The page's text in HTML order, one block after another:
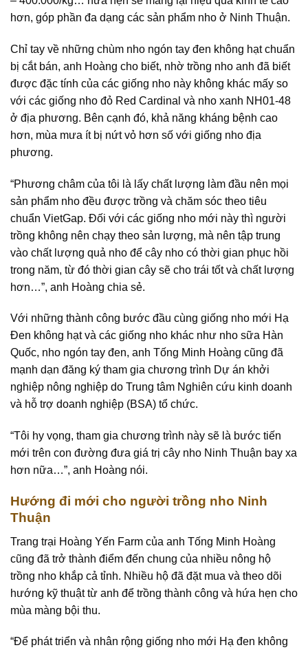
hơn, góp phần đa dạng các sản phẩm nho ở Ninh Thuận.
Chỉ tay về những chùm nho ngón tay đen không hạt chuẩn
bị cắt bán, anh Hoàng cho biết, nhờ trồng nho anh đã biết
được đặc tính của các giống nho này không khác mấy so
với các giống nho đỏ Red Cardinal và nho xanh NH01-48
ở địa phương. Bên cạnh đó, khả năng kháng bệnh cao
hơn, mùa mưa ít bị nứt vỏ hơn số với giống nho địa
phương.
“Phương châm của tôi là lấy chất lượng làm đầu nên mọi
sản phẩm nho đều được trồng và chăm sóc theo tiêu
chuẩn VietGap. Đối với các giống nho mới này thì người
trồng không nên chạy theo sản lượng, mà nên tập trung
vào chất lượng quả nho để cây nho có thời gian phục hồi
trong năm, từ đó thời gian cây sẽ cho trái tốt và chất lượng
hơn…”, anh Hoàng chia sẻ.
Với những thành công bước đầu cùng giống nho mới Hạ
Đen không hạt và các giống nho khác như nho sữa Hàn
Quốc, nho ngón tay đen, anh Tống Minh Hoàng cũng đã
mạnh dạn đăng ký tham gia chương trình Dự án khởi
nghiệp nông nghiệp do Trung tâm Nghiên cứu kinh doanh
và hỗ trợ doanh nghiệp (BSA) tổ chức.
“Tôi hy vọng, tham gia chương trình này sẽ là bước tiến
mới trên con đường đưa giá trị cây nho Ninh Thuận bay xa
hơn nữa…”, anh Hoàng nói.
Hướng đi mới cho người trồng nho Ninh
Thuận
Trang trại Hoàng Yến Farm của anh Tống Minh Hoàng
cũng đã trở thành điểm đến chung của nhiều nông hộ
trồng nho khắp cả tỉnh. Nhiều hộ đã đặt mua và theo dõi
hướng kỹ thuật từ anh để trồng thành công và hứa hẹn cho
mùa màng bội thu.
“Để phát triển và nhân rộng giống nho mới Hạ đen không